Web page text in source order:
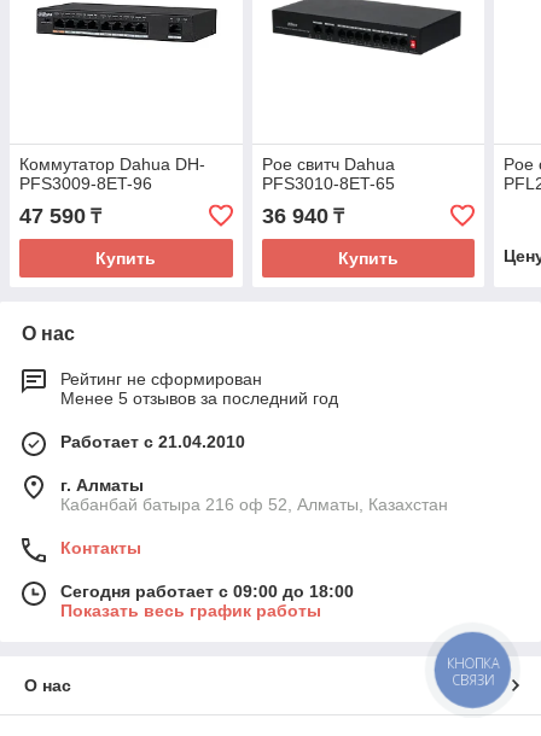
Коммутатор Dahua DH-
PFS3009-8ET-96
47 590 ₸
Купить
Poe свитч Dahua
PFS3010-8ET-65
36 940₸
Купить
Poe
О нас
Рейтинг не сформирован
Менее 5 отзывов за последний год
Работает с 21.04.2010
г. Алматы
Кабанбай батыра 216 оф 52, Алматы, Казахстан
Контакты
Сегодня работает с 09:00 до 18:00
Показать весь график работы
О нас
КНОПКА
СВЯЗИ